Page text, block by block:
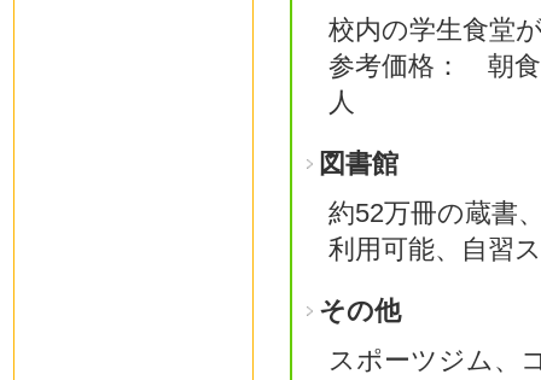
校内の学生食堂
参考価格： 朝
人
図書館
約52万冊の蔵書
利用可能、自習
その他
スポーツジム、